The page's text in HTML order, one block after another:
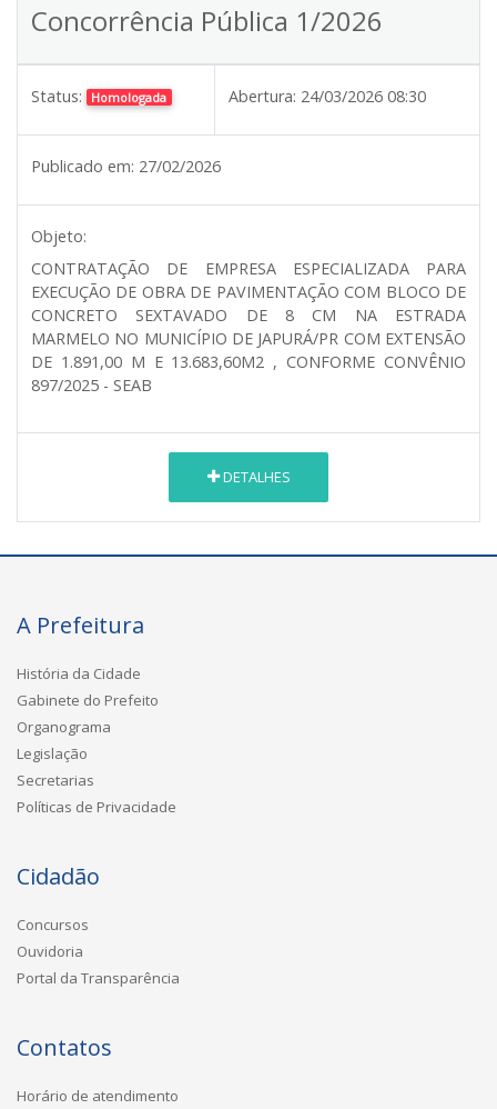
Concorrência Pública 1/2026
Status: Homologada Abertura: 24/03/2026 08:30
Publicado em: 27/02/2026
Objeto:
CONTRATAÇÃO DE EMPRESA ESPECIALIZADA PARA
EXECUÇÃO DE OBRA DE PAVIMENTAÇÃO COM BLOCO DE
CONCRETO SEXTAVADO DE 8 CM NA ESTRADA
MARMELO NO MUNICÍPIO DE JAPURÁ/PR COM EXTENSÃO
DE 1.891,00 M E 13.683,60M2 , CONFORME CONVÊNIO
897/2025 - SEAB
DETALHES
A Prefeitura
História da Cidade
Gabinete do Prefeito
Organograma
Legislação
Secretarias
Políticas de Privacidade
Cidadão
Concursos
Ouvidoria
Portal da Transparência
Contatos
Horário de atendimento